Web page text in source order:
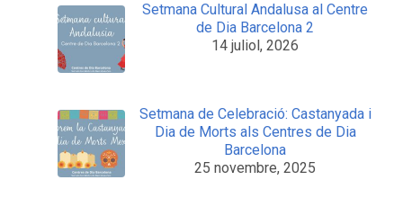
Setmana Cultural Andalusa al Centre
de Dia Barcelona 2
14 juliol, 2026
Setmana de Celebració: Castanyada i
Dia de Morts als Centres de Dia
Barcelona
25 novembre, 2025